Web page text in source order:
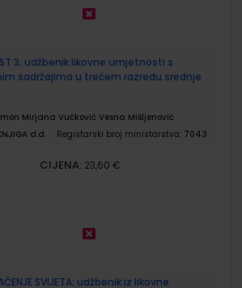
3; udžbenik likovne umjetnosti s
sadržajima u trećem razredu srednje
Mirjana Vučković Vesna Mišljenović
d.d. Registarski broj ministarstva: 7043
CIJENA: 23,60 €
SVIJETA; udžbenik iz likovne